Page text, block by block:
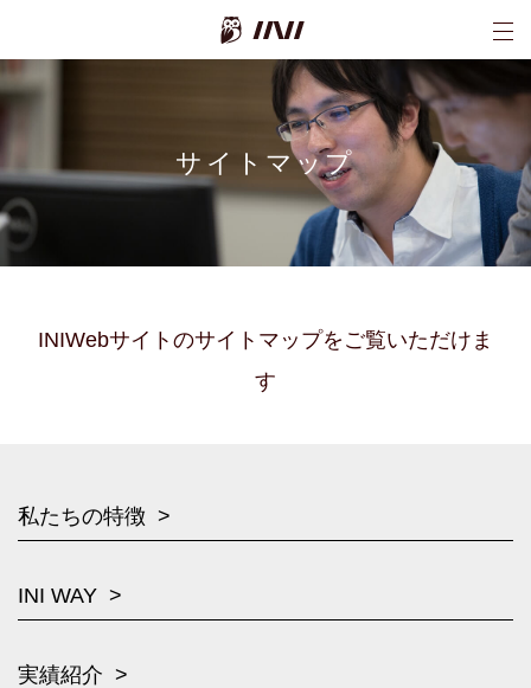
サイトマップ
INIWebサイトのサイトマップをご覧いただけま
す
私たちの特徴
INI WAY
実績紹介